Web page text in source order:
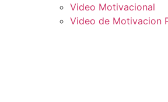
Video Motivacional
Video de Motivacion